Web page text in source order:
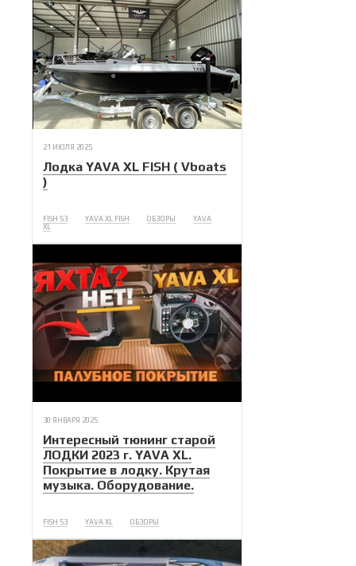
21 ИЮЛЯ 2025
Лодка YAVA XL FISH ( Vboats
)
FISH 53 YAVA XL FISH ОБЗОРЫ
YAVA
XL
30 ЯНВАРЯ 2025
Интересный тюнинг старой
ЛОДКИ 2023 г. YAVA XL.
Покрытие в лодку. Крутая
музыка. Оборудование.
FISH 53 YAVA XL ОБЗОРЫ